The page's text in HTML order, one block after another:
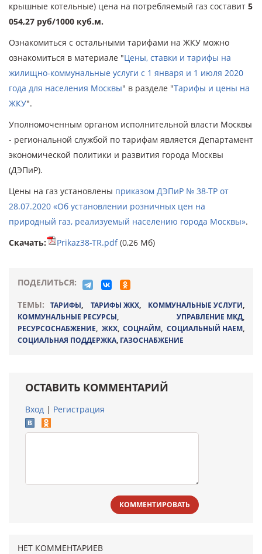
крышные котельные) цена на потребляемый газ составит 5
054,27 руб/1000 куб.м.
Ознакомиться с остальными тарифами на ЖКУ можно
ознакомиться в материале "Цены, ставки и тарифы на
жилищно-коммунальные услуги с 1 января и 1 июля 2020
года для населения Москвы" в разделе "Тарифы и цены на
ЖКУ".
Уполномоченным органом исполнительной власти Москвы
- региональной службой по тарифам является Департамент
экономической политики и развития города Москвы
(ДЭПиР).
Цены на газ установлены приказом ДЭПиР № 38-ТР от
28.07.2020 «Об установлении розничных цен на
природный газ, реализуемый населению города Москвы».
Скачать:
Prikaz38-TR.pdf(0,26 Мб)
ПОДЕЛИТЬСЯ:
ТЕМЫ:
ТАРИФЫ, ТАРИФЫ ЖКХ, КОММУНАЛЬНЫЕ УСЛУГИ,
КОММУНАЛЬНЫЕ РЕСУРСЫ, УПРАВЛЕНИЕ МКД,
РЕСУРСОСНАБЖЕНИЕ, ЖКХ,СОЦНАЙМ,СОЦИАЛЬНЫЙ НАЕМ,
СОЦИАЛЬНАЯ ПОДДЕРЖКА, ГАЗОСНАБЖЕНИЕ
ОСТАВИТЬ КОММЕНТАРИЙ
Вход | Регистрация
КОММЕНТИРОВАТЬ
НЕТ КОММЕНТАРИЕВ